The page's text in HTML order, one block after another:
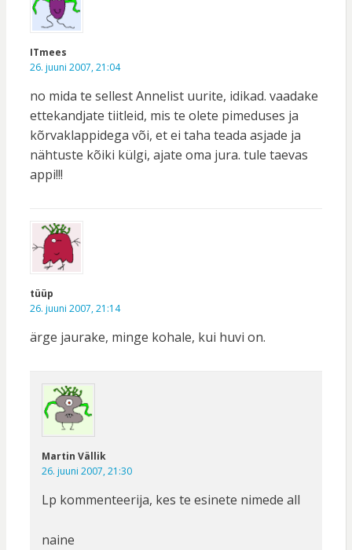
ITmees
26. juuni 2007, 21:04
no mida te sellest Annelist uurite, idikad. vaadake
ettekandjate tiitleid, mis te olete pimeduses ja
kõrvaklappidega või, et ei taha teada asjade ja
nähtuste kõiki külgi, ajate oma jura. tule taevas
appi!!!
tüüp
26. juuni 2007, 21:14
ärge jaurake, minge kohale, kui huvi on.
Martin Vällik
26. juuni 2007, 21:30
Lp kommenteerija, kes te esinete nimede all
naine